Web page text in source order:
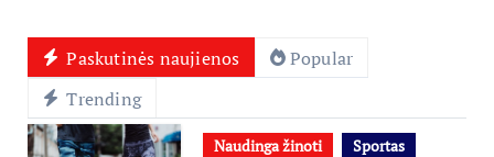
Paskutinės naujienos
Popular
Trending
Naudinga žinoti Sportas